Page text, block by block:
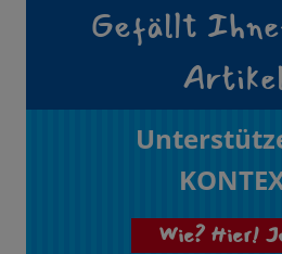
Gefällt
Wie? Hier!